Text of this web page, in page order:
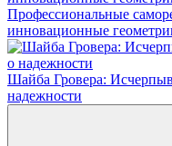
Профессиональные
инновационные
Шайба Гровера:
надежности